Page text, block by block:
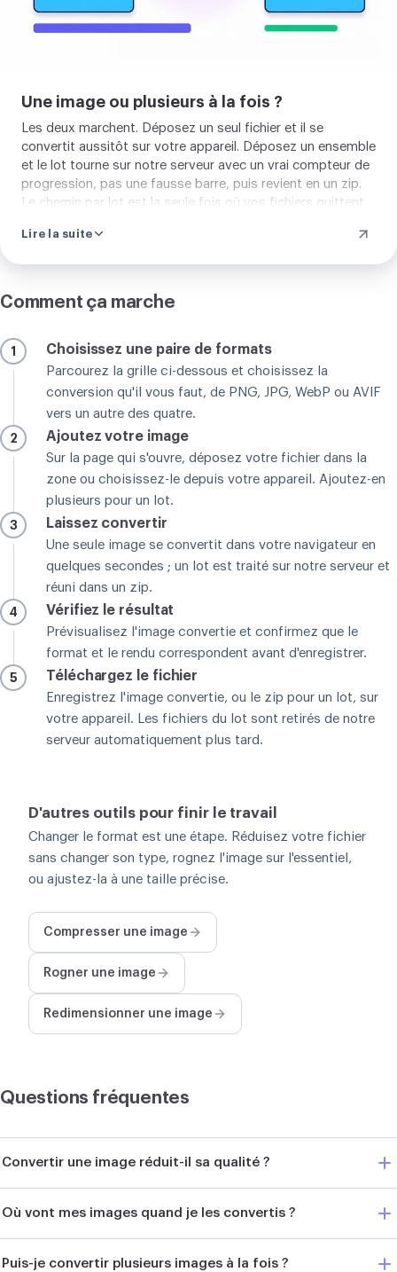
Une image ou plusieurs à la fois ?
Les deux marchent. Déposez un seul fichier et il se
convertit aussitôt sur votre appareil. Déposez un ensemble
et le lot tourne sur notre serveur avec un vrai compteur de
progression, pas une fausse barre, puis revient en un zip.
Le chemin par lot est la seule fois où vos fichiers quittent
heures après environ, ou plus tôt si vous les retirez.
Lire la suite
Comment ça marche
1 Choisissez une paire de formats
Parcourez la grille ci-dessous et choisissez la
conversion qu'il vous faut, de PNG, JPG, WebP ou AVIF
vers un autre des quatre.
2 Ajoutez votre image
Sur la page qui s'ouvre, déposez votre fichier dans la
zone ou choisissez-le depuis votre appareil. Ajoutez-en
plusieurs pour un lot.
3 Laissez convertir
Une seule image se convertit dans votre navigateur en
quelques secondes ; un lot est traité sur notre serveur et
réuni dans un zip.
4 Vérifiez le résultat
Prévisualisez l'image convertie et confirmez que le
format et le rendu correspondent avant d'enregistrer.
5 Téléchargez le fichier
Enregistrez l'image convertie, ou le zip pour un lot, sur
votre appareil. Les fichiers du lot sont retirés de notre
serveur automatiquement plus tard.
D'autres outils pour finir le travail
Changer le format est une étape. Réduisez votre fichier
sans changer son type, rognez l'image sur l'essentiel,
ou ajustez-la à une taille précise.
Compresser une image
Rogner une image
Redimensionner une image
Questions fréquentes
Convertir une image réduit-il sa qualité ?
Où vont mes images quand je les convertis ?
Puis-je convertir plusieurs images à la fois ?